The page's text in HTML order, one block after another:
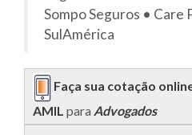
Sompo Seguros • Care
SulAmérica
Faça sua cotação
AMIL para Advogados